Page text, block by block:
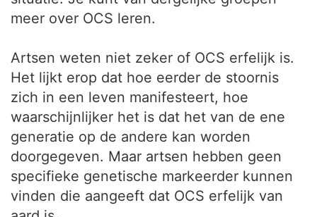
meer over OCS leren.
Artsen weten niet zeker of OCS erfelijk is.
Het lijkt erop dat hoe eerder de stoornis
zich in een leven manifesteert, hoe
waarschijnlijker het is dat het van de ene
generatie op de andere kan worden
doorgegeven. Maar artsen hebben geen
specifieke genetische markeerder kunnen
vinden die aangeeft dat OCS erfelijk van